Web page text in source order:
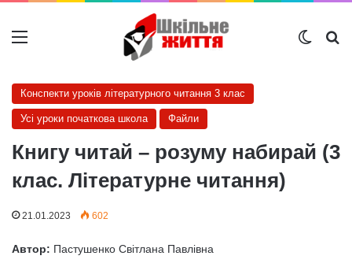
Меню
Конспекти уроків літературного читання 3 клас
Усі уроки початкова школа Файли
Книгу читай – розуму набирай (3
клас. Літературне читання)
21.01.2023 602
Автор: Пастушенко Світлана Павлівна